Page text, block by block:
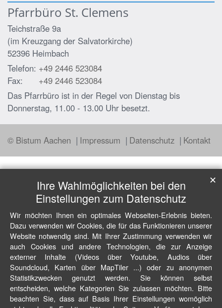
Pfarrbüro St. Clemens
Teichstraße 9a
(im Kreuzgang der Salvatorkirche)
52396 Heimbach
Telefon: +49 2446 523084
Fax:
+49 2446 523084
Das Pfarrbüro ist in der Regel von Dienstag bis
Donnerstag, 11.00 - 13.00 Uhr besetzt.
© Bistum Aachen Impressum Datenschutz Kontakt
Ihre Wahlmöglichkeiten bei den
Einstellungen zum Datenschutz
Wir möchten Ihnen ein optimales Webseiten-Erlebnis bieten.
Dazu verwenden wir Cookies, die für das Funktionieren unserer
Website notwendig sind. Mit Ihrer Zustimmung verwenden wir
auch Cookies und andere Technologien, die zur Anzeige
externer Inhalte (Videos über Youtube, Audios über
Soundcloud, Karten über MapTiler ...) oder zu anonymen
Statistikzwecken genutzt werden. Sie können selbst
entscheiden, welche Kategorien Sie zulassen möchten. Bitte
beachten Sie, dass auf Basis Ihrer Einstellungen womöglich
✕